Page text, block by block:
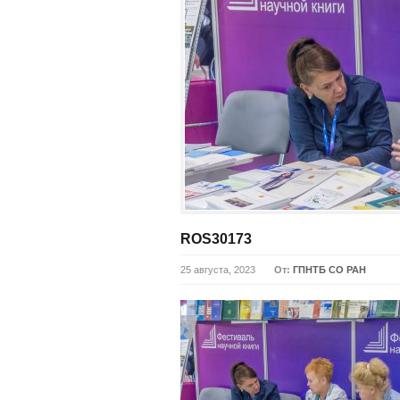
ROS30173
25 августа, 2023 От: ГПНТБ СО РАН